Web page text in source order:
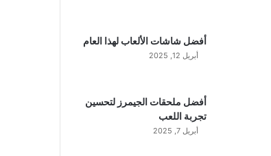
أفضل شاشات الألعاب لهذا العام
أبريل 12, 2025
أفضل ملحقات الجيمرز لتحسين
تجربة اللعب
أبريل 7, 2025